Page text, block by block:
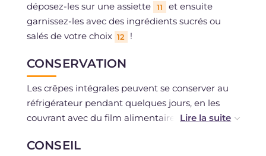
déposez-les sur une assiette
11
et ensuite
garnissez-les avec des ingrédients sucrés ou
salés de votre choix 12 !
CONSERVATION
Les crêpes intégrales peuvent se conserver au
réfrigérateur pendant quelques jours, en les
couvrant avec du film alimentaire, pour éviter
laisser reposer la pâte des crêpes jusqu'à 12
CONSEIL